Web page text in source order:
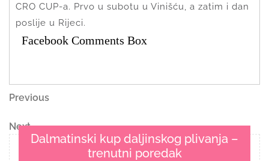
CRO CUP-a. Prvo u subotu u Vinišću, a zatim i dan
poslije u Rijeci.
Facebook Comments Box
Navigacija
objava
Previous
Previous
Next
Post
Next
Dalmatinski kup daljinskog plivanja –
trenutni poredak